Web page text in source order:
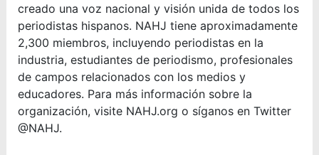
creado una voz nacional y visión unida de todos los
periodistas hispanos. NAHJ tiene aproximadamente
2,300 miembros, incluyendo periodistas en la
industria, estudiantes de periodismo, profesionales
de campos relacionados con los medios y
educadores. Para más información sobre la
organización, visite NAHJ.org o síganos en Twitter
@NAHJ.